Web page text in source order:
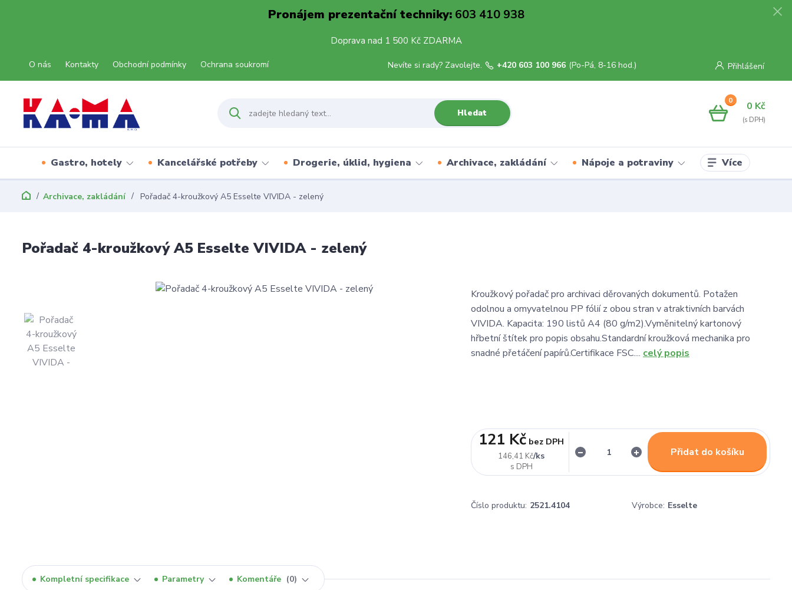
Pronájem prezentační techniky:603 410 938
Doprava nad 1 500 Kč ZDARMA
O nás Kontakty Obchodní podmínky Ochrana soukromí Přihlášení
Hledat
Nevíte si rady? Zavolejte. +420 603 100 966 (Po-Pá, 8-16 hod.)
0 0 Kč
Gastro, hotely Kancelářské potřeby Drogerie, úklid, hygiena Archivace, zakládání Nápoje a potraviny Více
Archivace, zakládání Pořadač 4-kroužkový A5 Esselte VIVIDA - zelený
Pořadač 4-kroužkový A5 Esselte VIVIDA - zelený
Kroužkový pořadač pro archivaci děrovaných dokumentů. Potažen
odolnou a omyvatelnou PP fólií z obou stran v atraktivních barvách
VIVIDA. Kapacita: 190 listů A4 (80 g/m2).Vyměnitelný kartonový
hřbetní štítek pro popis obsahu.Standardní kroužková mechanika pro
snadné přetáčení papírů.Certifikace FSC.... celý popis
146,41 Kč/ks
121 Kč bez DPH
Přidat do košíku
Číslo produktu: 2521.4104 Výrobce: Esselte
Kompletní specifikace Parametry Komentáře 0